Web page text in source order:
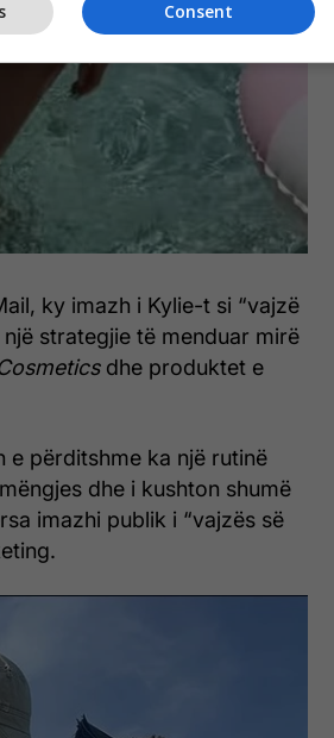
ky imazh i Kylie-t si “vajzë
strategjie të menduar mirë
dhe produktet e
e përditshme ka një rutinë
dhe i kushton shumë
imazhi publik i “vajzës së
Consent